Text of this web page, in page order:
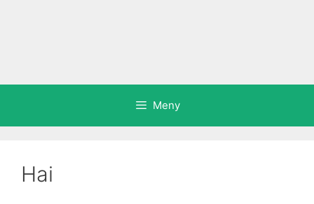
Meny
Hai